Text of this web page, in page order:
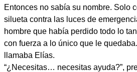
Entonces no sabía su nombre. Solo
silueta contra las luces de
hombre que había perdido todo lo
con fuerza a lo único que le
llamaba Elías.
“¿Necesitas… necesitas ayuda?”,